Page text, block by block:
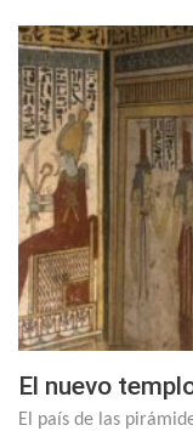
El nuevo
El país de las